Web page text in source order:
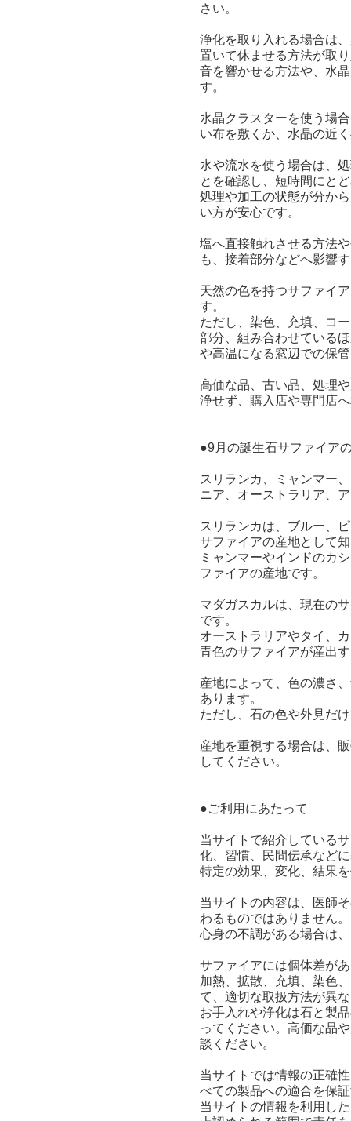
さい。
浄化を取り入れる場合は
置いて休ませる方法が取
音を響かせる方法や、水
す。
水晶クラスターを使う場
い布を敷くか、水晶の近
水や流水を使う場合は、
とを確認し、短時間にと
処理や加工の状態が分か
い方が安心です。
塩へ直接触れさせる方法
も、接着部分などへ影響
天然の色を持つサファイ
す。
ただし、染色、充填、コ
部分、組み合わせている
や高温になる窓辺での保
高価な品、古い品、処理
浄せず、購入店や専門店
●9月の誕生石サファイア
スリランカ、ミャンマー
ニア、オーストラリア、
スリランカは、ブルー、
サファイアの産地として
ミャンマーやインドのカ
ファイアの産地です。
マダガスカルは、現在の
です。
オーストラリアやタイ、
青色のサファイアが産出
産地によって、色の濃さ
あります。
ただし、石の色や外見だ
産地を重視する場合は、
してください。
●ご利用にあたって
当サイトで紹介している
化、習慣、民間伝承など
特定の効果、変化、結果
当サイトの内容は、医師
わるものではありません。
心身の不調がある場合は
サファイアには個体差が
加熱、拡散、充填、染色
て、適切な取扱方法が異
お手入れや浄化は石と製
ってください。高価な品
談ください。
当サイトでは情報の正確
べての製品への適合を保
当サイトの情報を利用し